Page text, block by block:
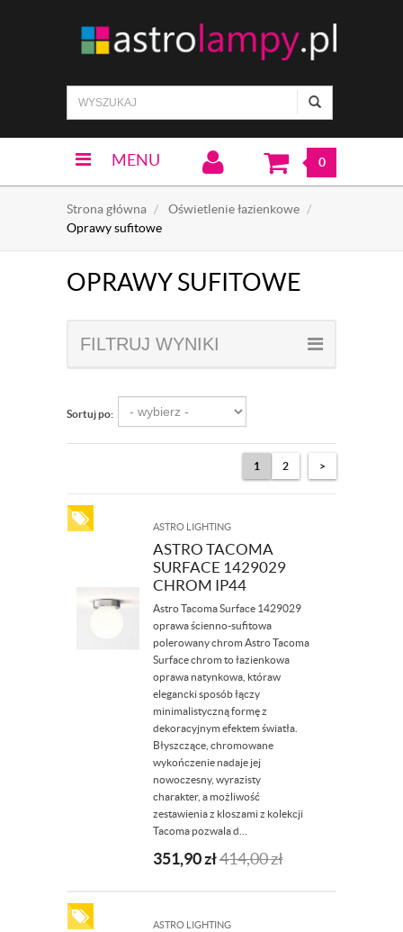
MENU 0
Strona główna
Oświetlenie łazienkowe
Oprawy sufitowe
OPRAWY SUFITOWE
FILTRUJ WYNIKI
Sortuj po:
1 2 >
ASTRO LIGHTING
ASTRO TACOMA
SURFACE 1429029
CHROM IP44
Astro Tacoma Surface 1429029
oprawa ścienno-sufitowa
polerowany chrom Astro Tacoma
Surface chrom to łazienkowa
oprawa natynkowa, któraw
elegancki sposób łączy
minimalistyczną formę z
dekoracyjnym efektem światła.
Błyszczące, chromowane
wykończenie nadaje jej
nowoczesny, wyrazisty
charakter, a możliwość
zestawienia z kloszami z kolekcji
Tacoma pozwala d...
351,90zł414,00zł
ASTRO LIGHTING